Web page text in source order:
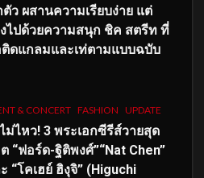
ตัว ผสานความเรียบง่าย แต่
ไปด้วยความสนุก ชิค สตรีท ที่
ดแกลมและเท่ตามแบบฉบับ
& CONCERT FASHION UPDATE
ม่ไหว! 3 พระเอกซีรีส์วายสุด
“ฟอร์ด-ฐิติพงศ์”“Nat Chen”
“โคเฮย์ ฮิงุจิ” (Higuchi